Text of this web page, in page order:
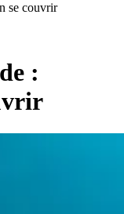
se couvrir
: